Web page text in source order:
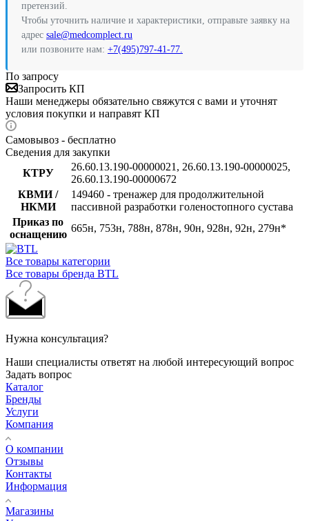
претензий.
Чтобы уточнить наличие и характеристики, отправьте заявку на
адрес sale@medcomplect.ru
или позвоните нам: +7(495)797-41-77.
По запросу
Запросить КП
Наши менеджеры обязательно свяжутся с вами и уточнят
условия покупки и направят КП
Самовывоз - бесплатно
Сведения для закупки
КТРУ
26.60.13.190-00000021, 26.60.13.190-00000025,
26.60.13.190-00000672
КВМИ /
НКМИ
149460 - тренажер для продолжительной
пассивной разработки голеностопного сустава
Приказ по
оснащению
665н, 753н, 788н, 878н, 90н, 928н, 92н, 279н*
Все товары категории
Все товары бренда BTL
Нужна консультация?
Наши специалисты ответят на любой интересующий вопрос
Задать вопрос
Каталог
Бренды
Услуги
Компания
О компании
Отзывы
Контакты
Информация
Магазины